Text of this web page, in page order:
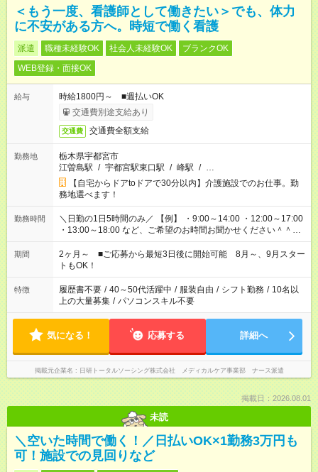
＜もう一度、看護師として働きたい＞でも、体力
に不安がある方へ。時短で働く看護
派遣 職種未経験OK 社会人未経験OK
ブランクOK
WEB登録・面接OK
給与
時給1800円～ ■週払いOK
交通費別途支給あり
交通費 交通費全額支給
勤務地
栃木県宇都宮市
江曽島駅 / 宇都宮駅東口駅 / 峰駅 / …
【自宅からドアtoドアで30分以内】介護施設でのお仕事。勤
務地選べます！
勤務時間
＼日勤の1日5時間のみ／ 【例】 ・9:00～14:00 ・12:00～17:00
・13:00～18:00 など、ご希望のお時間お聞かせください＾＾
「家族とお休みを合わせたい」 「子どもの迎えに行きたい」
「できれば残業はしたくない」 など、ご希望があれば教えてく
ださいね。 ※Wワーク希望の方へ 今ご覧のお仕事で希望する勤
務時間と、もう1つのお仕事の勤務時間が 合計で週40時間を超
える場合は応募できません
期間
2ヶ月～ ■ご応募から最短3日後に開始可能 8月～、9月スター
トもOK！
特徴 履歴書不要 / 40～50代活躍中 / 服装自由 / シフト勤務 / 10名以
上の大量募集 / パソコンスキル不要
気になる！ 応募する 詳細へ
掲載元企業名 日研トータルソーシング株式会社 メディカルケア事業部 ナース派遣
掲載日：2026.08.01
未読
＼空いた時間で働く！／日払いOK×1勤務3万円も
可！施設での見回りなど